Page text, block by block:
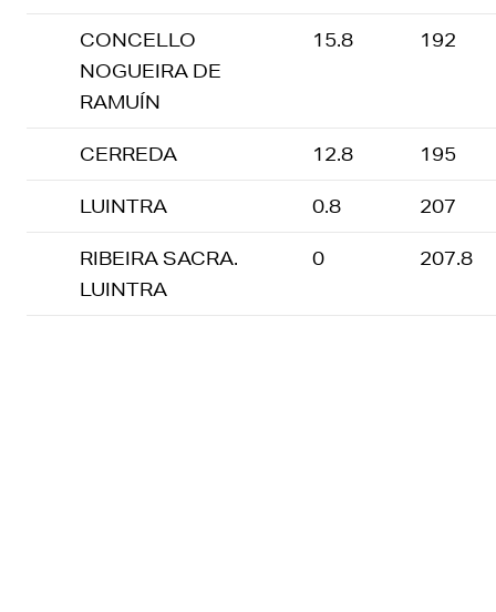
CONCELLO
NOGUEIRA DE
RAMUÍN
15.8 192
CERREDA 12.8 195
LUINTRA 0.8 207
RIBEIRA SACRA.
LUINTRA
0 207.8